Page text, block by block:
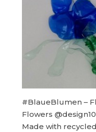
#BlaueBlumen –
Flowers
Made with